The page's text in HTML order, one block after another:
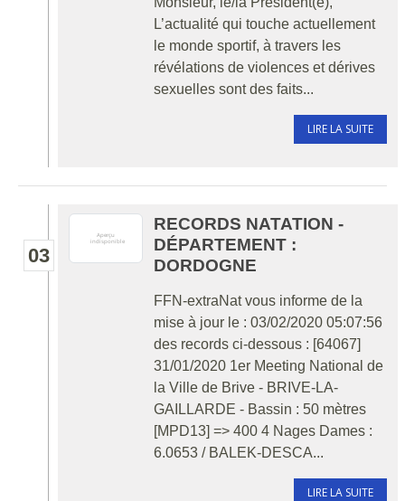
L’actualité qui touche actuellement
le monde sportif, à travers les
révélations de violences et dérives
sexuelles sont des faits...
LIRE LA SUITE
03
RECORDS NATATION -
DÉPARTEMENT :
DORDOGNE
FFN-extraNat vous informe de la
mise à jour le : 03/02/2020 05:07:56
des records ci-dessous : [64067]
31/01/2020 1er Meeting National de
la Ville de Brive - BRIVE-LA-
GAILLARDE - Bassin : 50 mètres
[MPD13] => 400 4 Nages Dames :
6.0653 / BALEK-DESCA...
LIRE LA SUITE